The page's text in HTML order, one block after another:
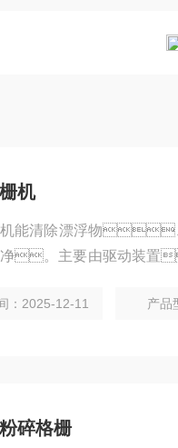
机
机能清除漂浮物
净。主要由驱动装
道宽度范围内的污物
：2025-12-11 产品
碎格栅